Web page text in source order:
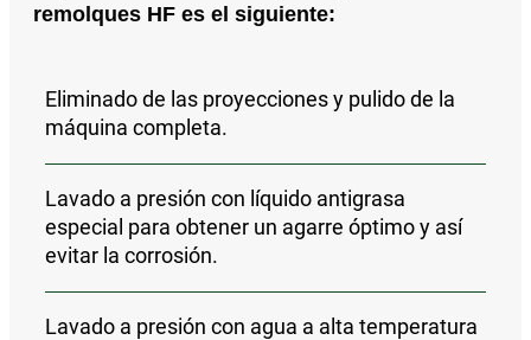
remolques HF es el siguiente:
Eliminado de las proyecciones y pulidode la
máquina completa.
Lavado a presión con líquido antigrasa
especial para obtener un agarre óptimo y así
evitar la corrosión.
Lavado a presión con agua a alta temperatura